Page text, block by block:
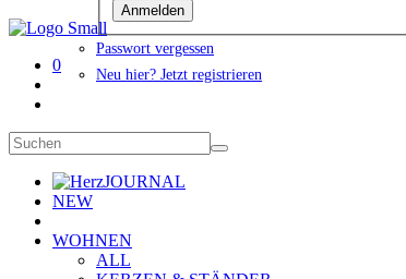
Anmelden
Passwort vergessen
Neu hier? Jetzt registrieren
0
JOURNAL
NEW
WOHNEN
ALL